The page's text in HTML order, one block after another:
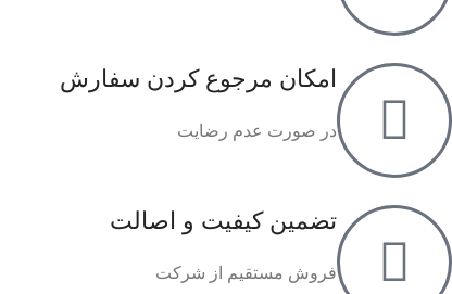
امکان مرجوع کردن سفارش
در صورت عدم رضایت
تضمین کیفیت و اصالت
فروش مستقیم از شرکت